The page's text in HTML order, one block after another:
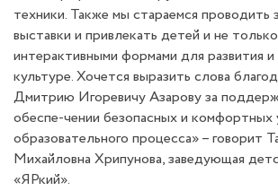
техники. Также мы стараемся проводить
выставки и привлекать детей и не
интерактивными формами для развития
культуре. Хочется выразить слова
Дмитрию Игоревичу Азарову за
обеспе-чении безопасных и комфортных
образовательного процесса» – говорит
Михайловна Хрипунова, заведующая
«ЯРкий».